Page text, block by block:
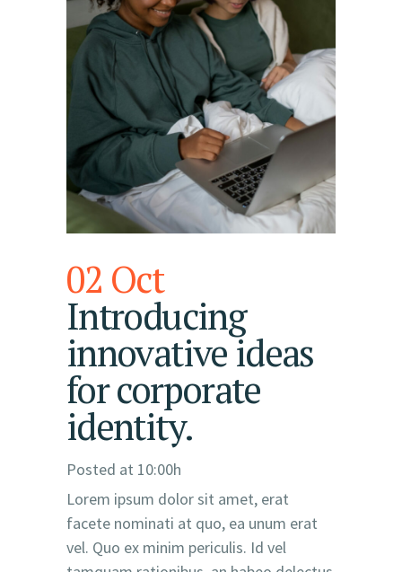
02 Oct
Introducing
innovative ideas
for corporate
identity.
Posted at 10:00h
Lorem ipsum dolor sit amet, erat
facete nominati at quo, ea unum erat
vel. Quo ex minim periculis. Id vel